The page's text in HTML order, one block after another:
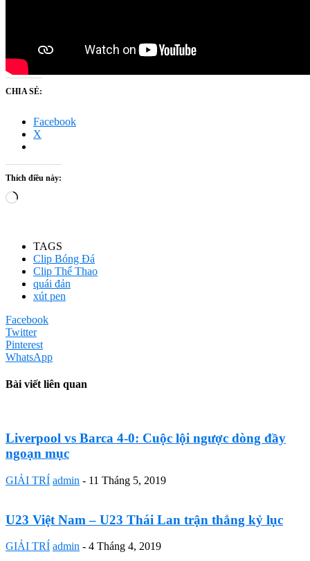
CHIA SẺ:
Facebook
X
Thích điều này:
Đang
TAGS
Clip Bóng Đá
Clip Thể Thao
quái đản
xút pen
Facebook
Twitter
Pinterest
WhatsApp
Bài viết liên quan
Liverpool vs Barca 4-0: Cuộc lội ngược dòng đầy
ngoạn mục
GIẢI TRÍ admin - 11 Tháng 5, 2019
U23 Việt Nam – U23 Thái Lan trận thắng kỷ lục
GIẢI TRÍ admin - 4 Tháng 4, 2019